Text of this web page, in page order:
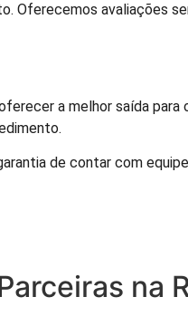
Oferecemos avaliações
a melhor saída para
de contar com
na